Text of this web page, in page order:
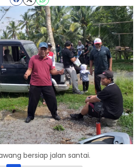
bersiap jalan santai.